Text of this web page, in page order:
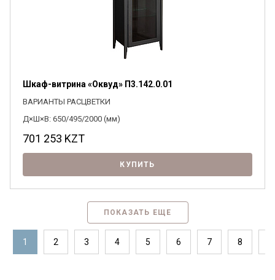
Шкаф-витрина «Оквуд» П3.142.0.01
ВАРИАНТЫ РАСЦВЕТКИ
Д×Ш×В: 650/495/2000 (мм)
701 253 KZT
КУПИТЬ
ПОКАЗАТЬ ЕЩЕ
1 2 3 4 5 6 7 8